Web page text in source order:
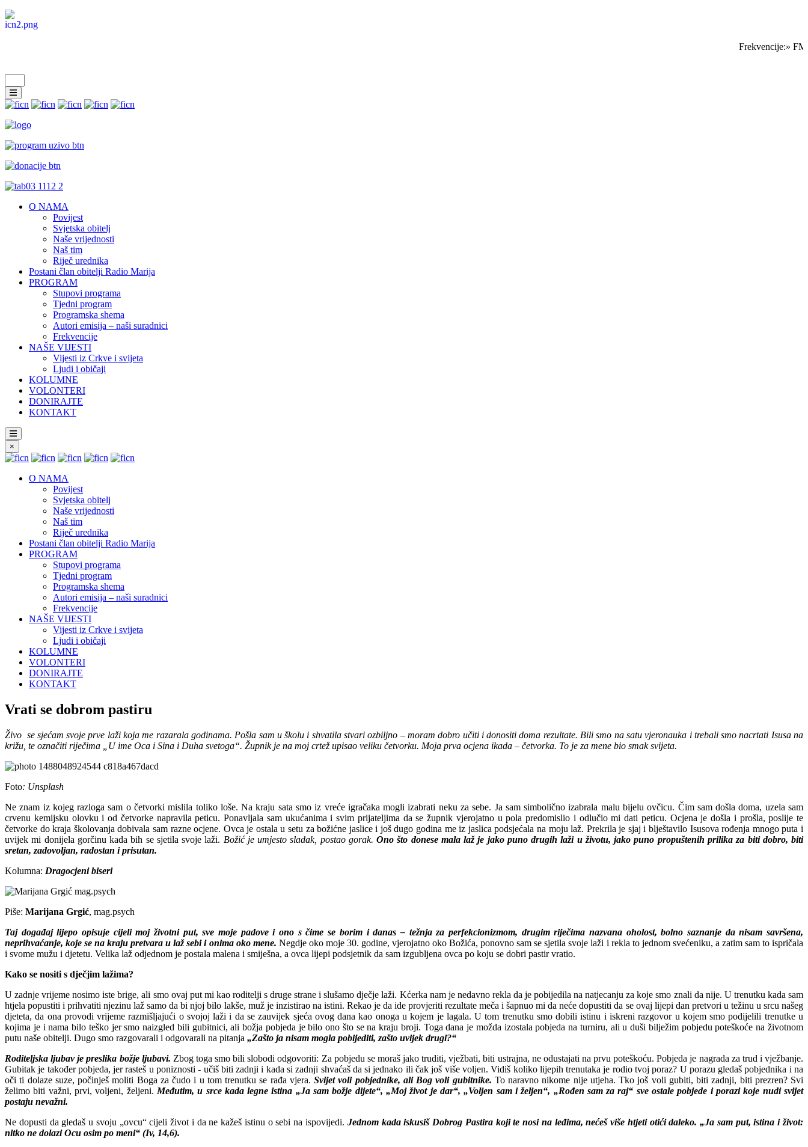
Frekvencije:»
O NAMA
Povijest
Svjetska obitelj
Naše vrijednosti
Naš tim
Riječ urednika
Postani član obitelji Radio Marija
PROGRAM
Stupovi programa
Tjedni program
Programska shema
Autori emisija – naši suradnici
Frekvencije
NAŠE VIJESTI
Vijesti iz Crkve i svijeta
Ljudi i običaji
KOLUMNE
VOLONTERI
DONIRAJTE
KONTAKT
×
O NAMA
Povijest
Svjetska obitelj
Naše vrijednosti
Naš tim
Riječ urednika
Postani član obitelji Radio Marija
PROGRAM
Stupovi programa
Tjedni program
Programska shema
Autori emisija – naši suradnici
Frekvencije
NAŠE VIJESTI
Vijesti iz Crkve i svijeta
Ljudi i običaji
KOLUMNE
VOLONTERI
DONIRAJTE
KONTAKT
Vrati se dobrom pastiru
Živo se sjećam svoje prve laži koja me razarala godinama. Pošla sam u školu i shvatila stvari ozbiljno – moram dobro učiti i donositi doma rezultate. Bili smo na satu vjeronauka i trebali smo nacrtati Isusa na
križu, te označiti riječima „U ime Oca i Sina i Duha svetoga“. Župnik je na moj crtež upisao veliku četvorku. Moja prva ocjena ikada – četvorka. To je za mene bio smak svijeta.
Foto: Unsplash
Ne znam iz kojeg razloga sam o četvorki mislila toliko loše. Na kraju sata smo iz vreće igračaka mogli izabrati neku za sebe. Ja sam simbolično izabrala malu bijelu ovčicu. Čim sam došla doma, uzela sam
crvenu kemijsku olovku i od četvorke napravila peticu. Ponavljala sam ukućanima i svim prijateljima da se župnik vjerojatno u pola predomislio i odlučio mi dati peticu. Ocjena je došla i prošla, poslije te
četvorke do kraja školovanja dobivala sam razne ocjene. Ovca je ostala u setu za božićne jaslice i još dugo godina me iz jaslica podsjećala na moju laž. Prekrila je sjaj i blještavilo Isusova rođenja mnogo puta i
uvijek mi donijela gorčinu kada bih se sjetila svoje laži. Božić je umjesto sladak, postao gorak. Ono što donese mala laž je jako puno drugih laži u životu, jako puno propuštenih prilika za biti dobro, biti
sretan, zadovoljan, radostan i prisutan.
Kolumna: Dragocjeni biseri
Piše: Marijana Grgić, mag.psych
Taj događaj lijepo opisuje cijeli moj životni put, sve moje padove i ono s čime se borim i danas – težnja za perfekcionizmom, drugim riječima nazvana oholost, bolno saznanje da nisam savršena,
neprihvaćanje, koje se na kraju pretvara u laž sebi i onima oko mene. Negdje oko moje 30. godine, vjerojatno oko Božića, ponovno sam se sjetila svoje laži i rekla to jednom svećeniku, a zatim sam to ispričala
i svome mužu i djetetu. Velika laž odjednom je postala malena i smiješna, a ovca lijepi podsjetnik da sam izgubljena ovca po koju se dobri pastir vratio.
Kako se nositi s dječjim lažima?
U zadnje vrijeme nosimo iste brige, ali smo ovaj put mi kao roditelji s druge strane i slušamo dječje laži. Kćerka nam je nedavno rekla da je pobijedila na natjecanju za koje smo znali da nije. U trenutku kada sam
htjela popustiti i prihvatiti njezinu laž samo da bi njoj bilo lakše, muž je inzistirao na istini. Rekao je da ide provjeriti rezultate meča i šapnuo mi da neće dopustiti da se ovaj lijepi dan pretvori u težinu u srcu našeg
djeteta, da ona provodi vrijeme razmišljajući o svojoj laži i da se zauvijek sjeća ovog dana kao onoga u kojem je lagala. U tom trenutku smo dobili istinu i iskreni razgovor u kojem smo podijelili trenutke u
kojima je i nama bilo teško jer smo naizgled bili gubitnici, ali božja pobjeda je bilo ono što se na kraju broji. Toga dana je možda izostala pobjeda na turniru, ali u duši bilježim pobjedu poteškoće na životnom
putu naše obitelji. Dugo smo razgovarali i odgovarali na pitanja „Zašto ja nisam mogla pobijediti, zašto uvijek drugi?“
Roditeljska ljubav je preslika božje ljubavi. Zbog toga smo bili slobodi odgovoriti: Za pobjedu se moraš jako truditi, vježbati, biti ustrajna, ne odustajati na prvu poteškoću. Pobjeda je nagrada za trud i vježbanje.
Gubitak je također pobjeda, jer rasteš u poniznosti - učiš biti zadnji i kada si zadnji shvaćaš da si jednako ili čak još više voljen. Vidiš koliko lijepih trenutaka je rodio tvoj poraz? U porazu gledaš pobjednika i na
oči ti dolaze suze, počinješ moliti Boga za čudo i u tom trenutku se rađa vjera. Svijet voli pobjednike, ali Bog voli gubitnike. To naravno nikome nije utjeha. Tko još voli gubiti, biti zadnji, biti prezren? Svi
želimo biti važni, prvi, voljeni, željeni. Međutim, u srce kada legne istina „Ja sam božje dijete“, „Moj život je dar“, „Voljen sam i željen“, „Rođen sam za raj“ sve ostale pobjede i porazi koje nudi svijet
postaju nevažni.
Ne dopusti da gledaš u svoju „ovcu“ cijeli život i da ne kažeš istinu o sebi na ispovijedi. Jednom kada iskusiš Dobrog Pastira koji te nosi na leđima, nećeš više htjeti otići daleko. „Ja sam put, istina i život:
nitko ne dolazi Ocu osim po meni“ (Iv, 14,6).